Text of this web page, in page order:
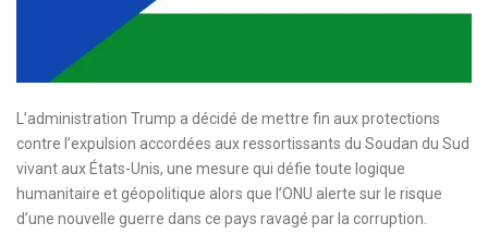
L’administration Trump a décidé de mettre fin aux protections
contre l’expulsion accordées aux ressortissants du Soudan du Sud
vivant aux États-Unis, une mesure qui défie toute logique
humanitaire et géopolitique alors que l’ONU alerte sur le risque
d’une nouvelle guerre dans ce pays ravagé par la corruption.